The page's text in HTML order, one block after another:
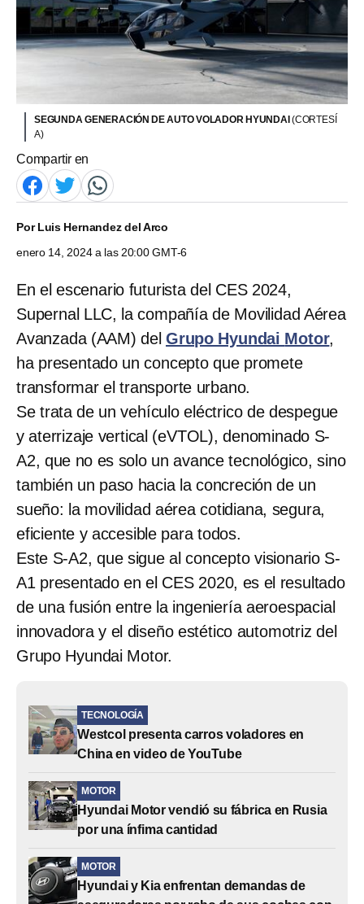
SEGUNDA GENERACIÓN DE AUTO VOLADOR HYUNDAI (CORTESÍ
A)
Compartir en
PorLuis Hernandez del Arco
enero 14, 2024 a las 20:00 GMT-6
En el escenario futurista del CES 2024,
Supernal LLC, la compañía de Movilidad Aérea
Avanzada (AAM) delGrupo Hyundai Motor,
ha presentado un concepto que promete
transformar el transporte urbano.
Se trata de un vehículo eléctrico de despegue
y aterrizaje vertical (eVTOL), denominado S-
A2, que no es solo un avance tecnológico, sino
también un paso hacia la concreción de un
sueño: la movilidad aérea cotidiana, segura,
eficiente y accesible para todos.
Este S-A2, que sigue al concepto visionario S-
A1 presentado en el CES 2020, es el resultado
de una fusión entre la ingeniería aeroespacial
innovadora y el diseño estético automotriz del
Grupo Hyundai Motor.
TECNOLOGÍA
Westcol presenta carros voladores en
China en video de YouTube
MOTOR
Hyundai Motor vendió su fábrica en Rusia
por una ínfima cantidad
MOTOR
Hyundai y Kia enfrentan demandas de